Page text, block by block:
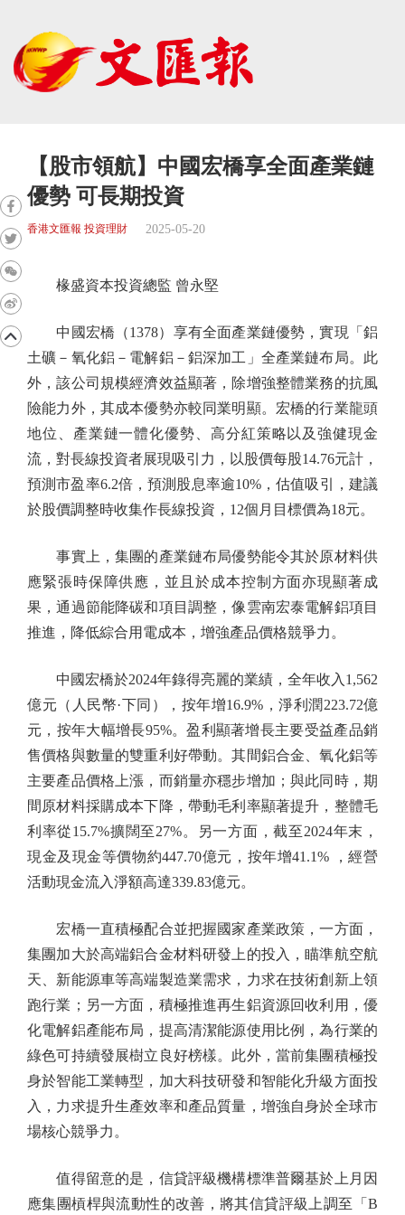
【股市領航】中國宏橋享全面產業鏈
優勢 可長期投資
香港文匯報 投資理財 2025-05-20
椽盛資本投資總監 曾永堅
中國宏橋（1378）享有全面產業鏈優勢，實現「鋁
土礦－氧化鋁－電解鋁－鋁深加工」全產業鏈布局。此
外，該公司規模經濟效益顯著，除增強整體業務的抗風
險能力外，其成本優勢亦較同業明顯。宏橋的行業龍頭
地位、產業鏈一體化優勢、高分紅策略以及強健現金
流，對長線投資者展現吸引力，以股價每股14.76元計，
預測市盈率6.2倍，預測股息率逾10%，估值吸引，建議
於股價調整時收集作長線投資，12個月目標價為18元。
事實上，集團的產業鏈布局優勢能令其於原材料供
應緊張時保障供應，並且於成本控制方面亦現顯著成
果，通過節能降碳和項目調整，像雲南宏泰電解鋁項目
推進，降低綜合用電成本，增強產品價格競爭力。
中國宏橋於2024年錄得亮麗的業績，全年收入1,562
億元（人民幣·下同），按年增16.9%，淨利潤223.72億
元，按年大幅增長95%。盈利顯著增長主要受益產品銷
售價格與數量的雙重利好帶動。其間鋁合金、氧化鋁等
主要產品價格上漲，而銷量亦穩步增加；與此同時，期
間原材料採購成本下降，帶動毛利率顯著提升，整體毛
利率從15.7%擴闊至27%。另一方面，截至2024年末，
現金及現金等價物約447.70億元，按年增41.1% ，經營
活動現金流入淨額高達339.83億元。
宏橋一直積極配合並把握國家產業政策，一方面，
集團加大於高端鋁合金材料研發上的投入，瞄準航空航
天、新能源車等高端製造業需求，力求在技術創新上領
跑行業；另一方面，積極推進再生鋁資源回收利用，優
化電解鋁產能布局，提高清潔能源使用比例，為行業的
綠色可持續發展樹立良好榜樣。此外，當前集團積極投
身於智能工業轉型，加大科技研發和智能化升級方面投
入，力求提升生產效率和產品質量，增強自身於全球市
場核心競爭力。
值得留意的是，信貸評級機構標準普爾基於上月因
應集團槓桿與流動性的改善，將其信貸評級上調至「B